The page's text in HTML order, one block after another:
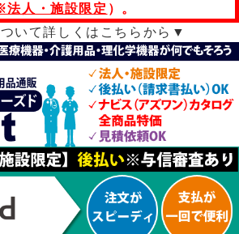
法人・施設限定 ）。
いて詳しくはこちらから▼